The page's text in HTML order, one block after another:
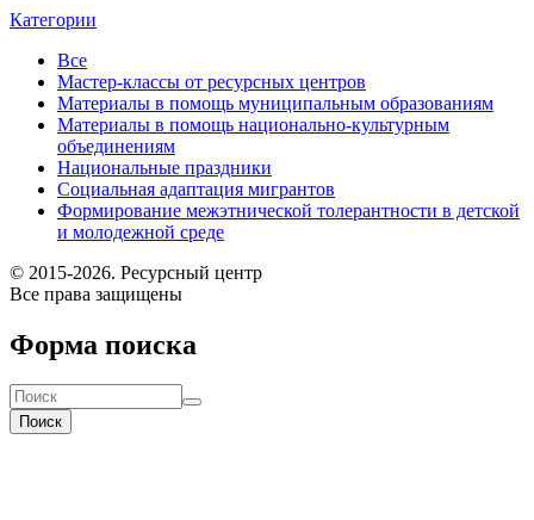
Категории
Все
Мастер-классы от ресурсных центров
Материалы в помощь муниципальным образованиям
Материалы в помощь национально-культурным
объединениям
Национальные праздники
Социальная адаптация мигрантов
Формирование межэтнической толерантности в детской
и молодежной среде
© 2015-2026. Ресурсный центр
Все права защищены
Форма поиска
Поиск